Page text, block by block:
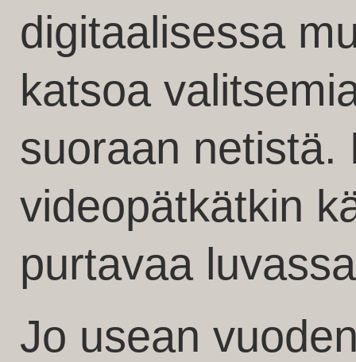
digitaalisessa
katsoa
suoraan netistä.
videopätkätkin
purtavaa
Jo usean